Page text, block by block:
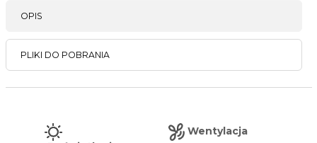
OPIS
PLIKI DO POBRANIA
Wentylacja